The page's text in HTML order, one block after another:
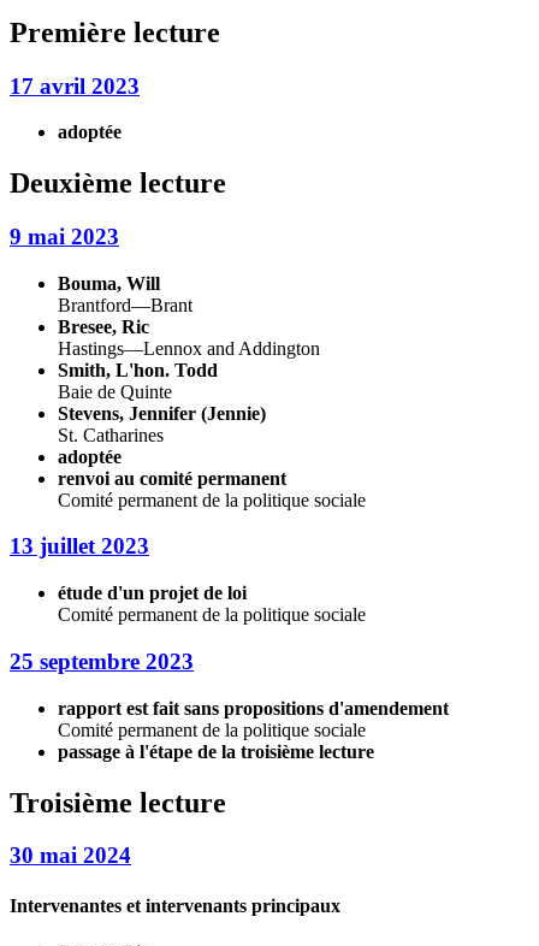
Première lecture
17 avril 2023
adoptée
Deuxième lecture
9 mai 2023
Bouma, Will
Brantford—Brant
Bresee, Ric
Hastings—Lennox and Addington
Smith, L'hon. Todd
Baie de Quinte
Stevens, Jennifer (Jennie)
St. Catharines
adoptée
renvoi au comité permanent
Comité permanent de la politique sociale
13 juillet 2023
étude d'un projet de loi
Comité permanent de la politique sociale
25 septembre 2023
rapport est fait sans propositions d'amendement
Comité permanent de la politique sociale
passage à l'étape de la troisième lecture
Troisième lecture
30 mai 2024
Intervenantes et intervenants principaux